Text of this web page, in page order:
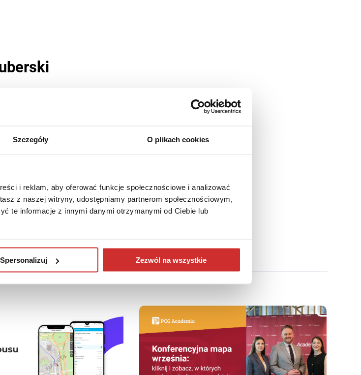
Szczegóły O plikach cookies
i reklam, aby oferować funkcje społecznościowe i analizować
z naszej witryny, udostępniamy partnerom społecznościowym,
te informacje z innymi danymi otrzymanymi od Ciebie lub
Spersonalizuj Zezwól na wszystkie
Nagrody Państwowej Ukrainy w Edukacji, Ambasador
Orderem Wolności, Orderem Księcia Jarosława Mądrego V i IV
w tym 21271 indywidualnych i zbiorowych monografii,
ds. Państwowej Nagrody Ukrainy w dziedzinie Nauki i Technologii,
Krajowej Komisji Ukrainy ds. UNESCO.